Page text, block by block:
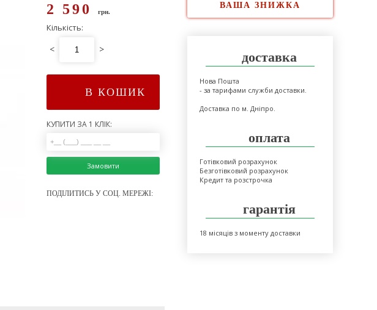
2 590 грн.
Кількість:
< >
В КОШИК
КУПИТИ ЗА 1 КЛІК:
Замовити
ПОДІЛИТИСЬ У СОЦ. МЕРЕЖІ:
ВАША ЗНИЖКА
доставка
Нова Пошта
- за тарифами служби доставки.
Доставка по м. Дніпро.
оплата
Готівковий розрахунок
Безготівковий розрахунок
Кредит та розстрочка
гарантія
18 місяців з моменту доставки